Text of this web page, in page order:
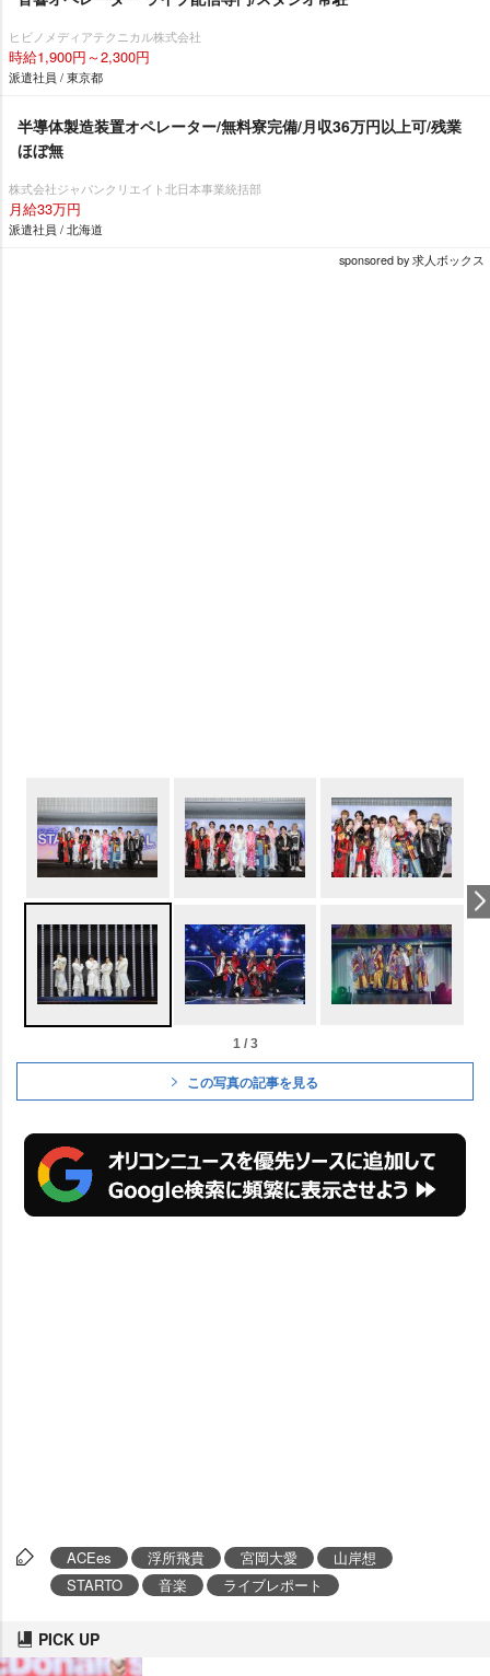
ヒビノメディアテクニカル株式会社
時給1,900円～2,300円
派遣社員 / 東京都
半導体製造装置オペレーター/無料寮完備/月収36万円以上可/残業
ほぼ無
株式会社ジャパンクリエイト北日本事業統括部
月給33万円
派遣社員 / 北海道
sponsored by 求人ボックス
1 / 3
この写真の記事を見る
ACEes 浮所飛貴 宮岡大愛
山岸想
STARTO
音楽 ライブレポート
PICK UP